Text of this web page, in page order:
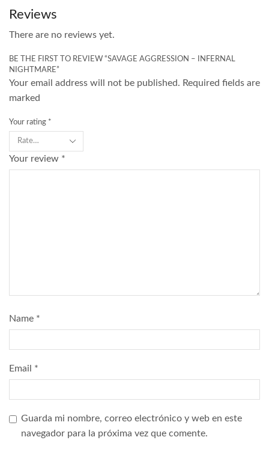
Reviews
There are no reviews yet.
BE THE FIRST TO REVIEW “SAVAGE AGGRESSION – INFERNAL
NIGHTMARE”
Your email address will not be published. Required fields are
marked
Your rating *
Your review *
Name *
Email *
Guarda mi nombre, correo electrónico y web en este
navegador para la próxima vez que comente.